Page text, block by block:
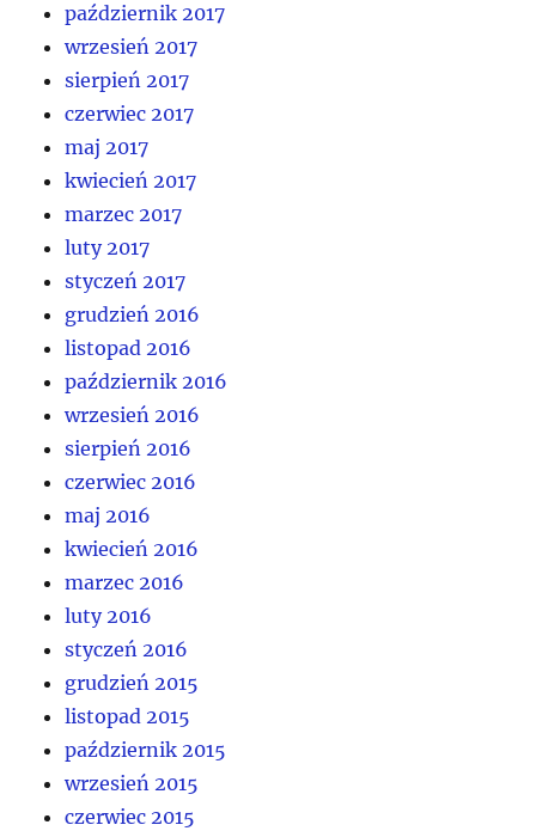
październik 2017
wrzesień 2017
sierpień 2017
czerwiec 2017
maj 2017
kwiecień 2017
marzec 2017
luty 2017
styczeń 2017
grudzień 2016
listopad 2016
październik 2016
wrzesień 2016
sierpień 2016
czerwiec 2016
maj 2016
kwiecień 2016
marzec 2016
luty 2016
styczeń 2016
grudzień 2015
listopad 2015
październik 2015
wrzesień 2015
czerwiec 2015